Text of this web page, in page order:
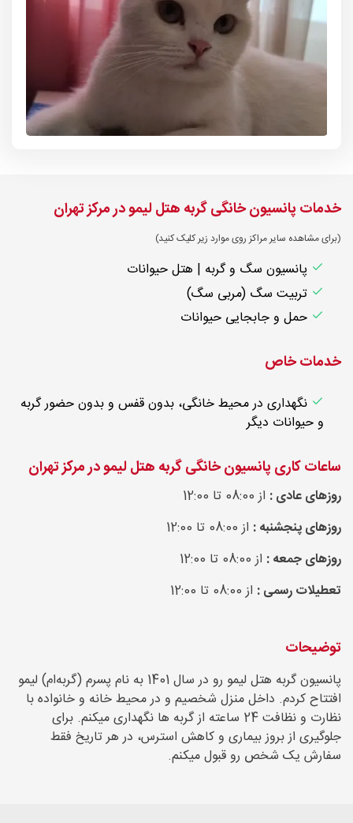
خدمات پانسیون خانگی گربه هتل لیمو در مرکز تهران
(برای مشاهده سایر مراکز روی موارد زیر کلیک کنید)
پانسیون سگ و گربه | هتل حیوانات
تربیت سگ (مربی سگ)
حمل و جابجایی حیوانات
خدمات خاص
نگهداری در محیط خانگی، بدون قفس و بدون حضور گربه
و حیوانات دیگر
ساعات کاری پانسیون خانگی گربه هتل لیمو در مرکز تهران
روزهای عادی : از 08:00 تا 12:00
روزهای پنجشنبه : از 08:00 تا 12:00
روزهای جمعه : از 08:00 تا 12:00
تعطیلات رسمی : از 08:00 تا 12:00
توضیحات
پانسیون گربه هتل لیمو رو در سال 1401 به نام پسرم (گربه‌ام) لیمو
افتتاح کردم. داخل منزل شخصیم و در محیط خانه و خانواده با
نظارت و نظافت 24 ساعته از گربه ها نگهداری میکنم. برای
جلوگیری از بروز بیماری و کاهش استرس، در هر تاریخ فقط
سفارش یک شخص رو قبول میکنم.